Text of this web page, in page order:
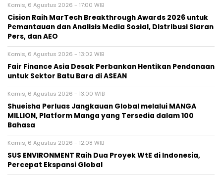
Kamis, 6 Agustus 2026 - 17:00 WIB
Cision Raih MarTech Breakthrough Awards 2026 untuk
Pemantauan dan Analisis Media Sosial, Distribusi Siaran
Pers, dan AEO
Kamis, 6 Agustus 2026 - 13:02 WIB
Fair Finance Asia Desak Perbankan Hentikan Pendanaan
untuk Sektor Batu Bara di ASEAN
Kamis, 6 Agustus 2026 - 13:00 WIB
Shueisha Perluas Jangkauan Global melalui MANGA
MILLION, Platform Manga yang Tersedia dalam 100
Bahasa
Kamis, 6 Agustus 2026 - 12:08 WIB
SUS ENVIRONMENT Raih Dua Proyek WtE di Indonesia,
Percepat Ekspansi Global